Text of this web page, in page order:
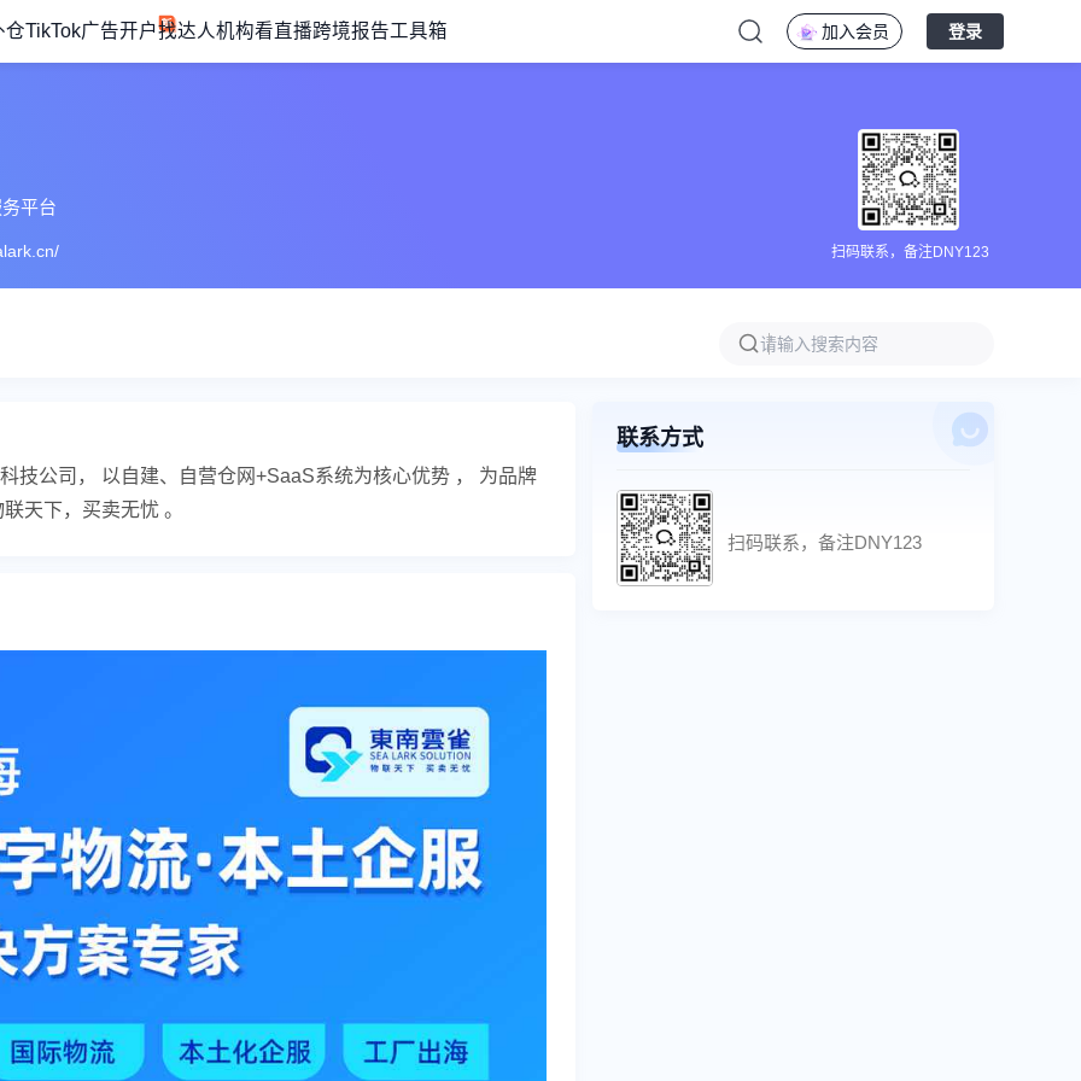
仓TikTok广告开户找达人机构看直播跨境报告工具箱 加入会员 登录
平台
扫码联系，备注DNY123
技公司， 以自建、自营仓网+SaaS系统为核心优势 ， 为品牌
天下，买卖无忧 。
联系方式
扫码联系，备注DNY123